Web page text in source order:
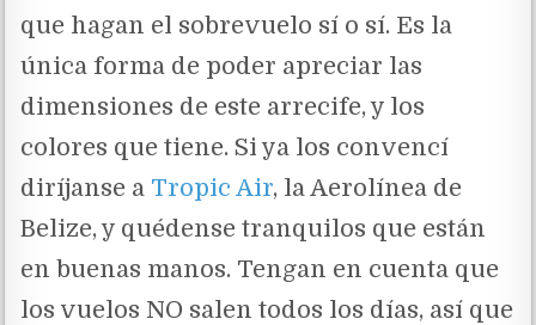
que hagan el sobrevuelo sí o sí. Es la
única forma de poder apreciar las
dimensiones de este arrecife, y los
colores que tiene. Si ya los convencí
diríjanse a Tropic Air, la Aerolínea de
Belize, y quédense tranquilos que están
en buenas manos. Tengan en cuenta que
los vuelos NO salen todos los días, así que